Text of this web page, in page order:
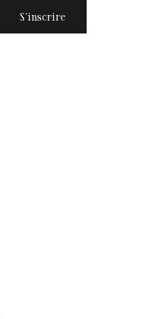
S’inscrire